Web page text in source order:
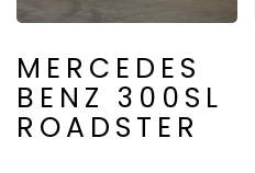
MERCEDES
BENZ 300SL
ROADSTER